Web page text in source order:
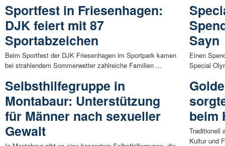
Sportfest in Friesenhagen:
DJK feiert mit 87
Sportabzeichen
Beim Sportfest der DJK Friesenhagen im Sportpark kamen
bei strahlendem Sommerwetter zahlreiche Familien ...
Selbsthilfegruppe in
Montabaur: Unterstützung
für Männer nach sexueller
Gewalt
Sayn
Einen
Special
beim
Traditionell
Kultur und